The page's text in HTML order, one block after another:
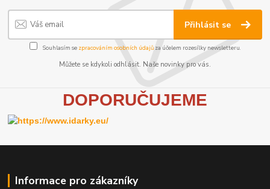
Přihlásit se
Souhlasím se zpracováním osobních údajůza účelem rozesílky newsletteru.
Můžete se kdykoli odhlásit. Naše novinky pro vás.
DOPORUČUJEME
Informace pro zákazníky